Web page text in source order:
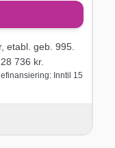
, etabl. geb. 995.
736 kr.
Inntil 15